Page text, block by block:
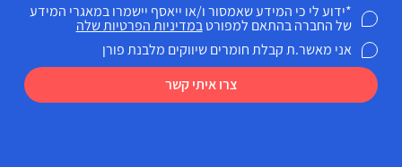
צרו איתי קשר
*ידוע לי כי המידע שאמסור ו/או ייאסף יישמרו במאגרי המידע
של החברה בהתאם למפורטבמדיניות הפרטיות שלה
אני מאשר.ת קבלת חומרים שיווקים מלבנת פורן